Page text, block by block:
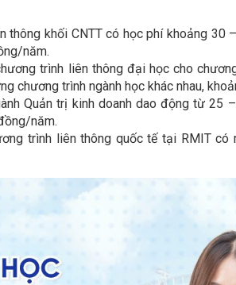
thông khối CNTT có học phí khoảng 30
năm.
trình liên thông đại học cho
chương trình ngành học khác nhau,
Quản trị kinh doanh dao động từ 25
năm.
trình liên thông quốc tế tại RMIT có